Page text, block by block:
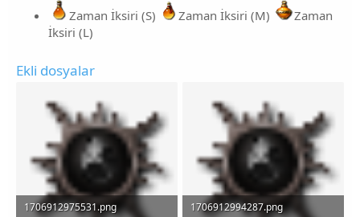
Zaman İksiri (S)
Zaman İksiri (M)
Zaman
İksiri (L)
Ekli dosyalar
1706912975531.png
1706912994287.png